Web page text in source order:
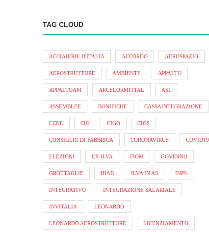
TAG CLOUD
ACCIAIERIE D'ITALIA ACCORDO AEROSPAZIO
AEROSTRUTTURE AMBIENTE APPALTO
APPALTOAM ARCELORMITTAL ASL
ASSEMBLEE BONIFICHE CASSAINTEGRAZIONE
CCNL CIG CIGO CIGS
CONSIGLIO DI FABBRICA CORONAVIRUS COVID19
ELEZIONI EX ILVA FIOM GOVERNO
GROTTAGLIE HIAB ILVA IN AS INPS
INTEGRATIVO INTEGRAZIONE SALARIALE
INVITALIA LEONARDO
LEONARDO AEROSTRUTTURE LICENZIAMENTO